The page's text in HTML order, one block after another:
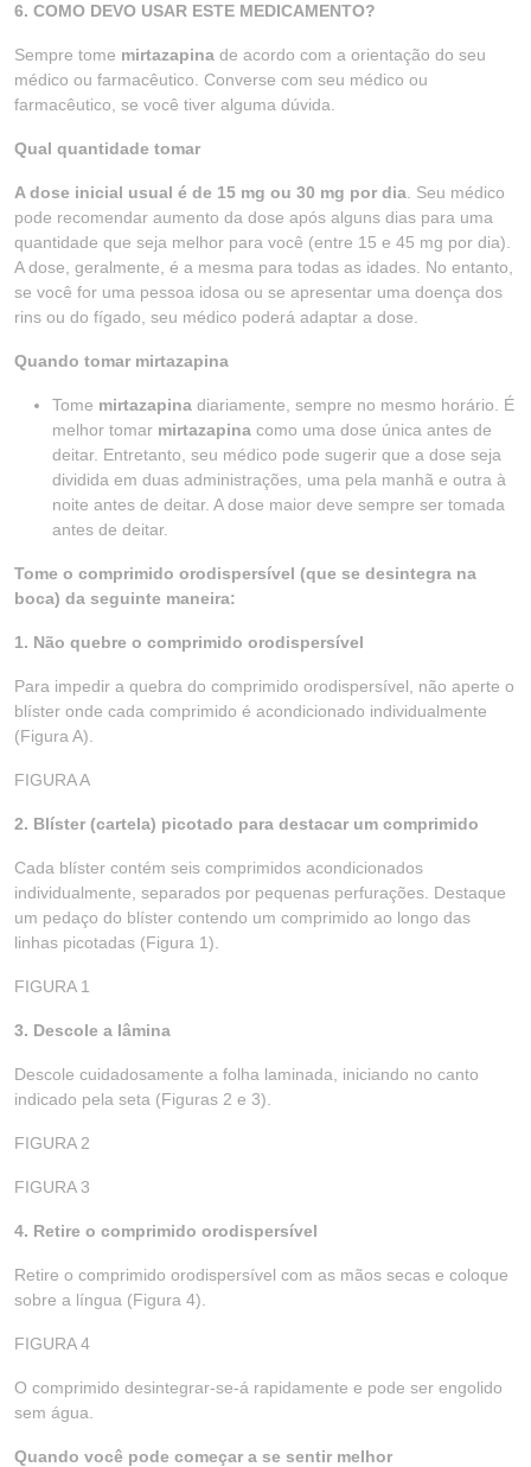
6. COMO DEVO USAR ESTE MEDICAMENTO?
Sempre tome mirtazapina de acordo com a orientação do seu
médico ou farmacêutico. Converse com seu médico ou
farmacêutico, se você tiver alguma dúvida.
Qual quantidade tomar
A dose inicial usual é de 15 mg ou 30 mg por dia . Seu médico
pode recomendar aumento da dose após alguns dias para uma
quantidade que seja melhor para você (entre 15 e 45 mg por dia).
A dose, geralmente, é a mesma para todas as idades. No entanto,
se você for uma pessoa idosa ou se apresentar uma doença dos
rins ou do fígado, seu médico poderá adaptar a dose.
Quando tomar mirtazapina
Tome mirtazapina diariamente, sempre no mesmo horário. É
melhor tomar mirtazapina como uma dose única antes de
deitar. Entretanto, seu médico pode sugerir que a dose seja
dividida em duas administrações, uma pela manhã e outra à
noite antes de deitar. A dose maior deve sempre ser tomada
antes de deitar.
Tome o comprimido orodispersível (que se desintegra na
boca) da seguinte maneira:
1. Não quebre o comprimido orodispersível
Para impedir a quebra do comprimido orodispersível, não aperte o
blíster onde cada comprimido é acondicionado individualmente
(Figura A).
FIGURA A
2. Blíster (cartela) picotado para destacar um comprimido
Cada blíster contém seis comprimidos acondicionados
individualmente, separados por pequenas perfurações. Destaque
um pedaço do blíster contendo um comprimido ao longo das
linhas picotadas (Figura 1).
FIGURA 1
3. Descole a lâmina
Descole cuidadosamente a folha laminada, iniciando no canto
indicado pela seta (Figuras 2 e 3).
FIGURA 2
FIGURA 3
4. Retire o comprimido orodispersível
Retire o comprimido orodispersível com as mãos secas e coloque
sobre a língua (Figura 4).
FIGURA 4
O comprimido desintegrar-se-á rapidamente e pode ser engolido
sem água.
Quando você pode começar a se sentir melhor